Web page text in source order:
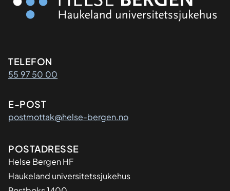
Kontaktinformasjon
TELEFON
55 97 50 00
E-POST
postmottak@helse-bergen.no
Adresse
POSTADRESSE
Helse Bergen HF
Haukeland universitetssjukehus